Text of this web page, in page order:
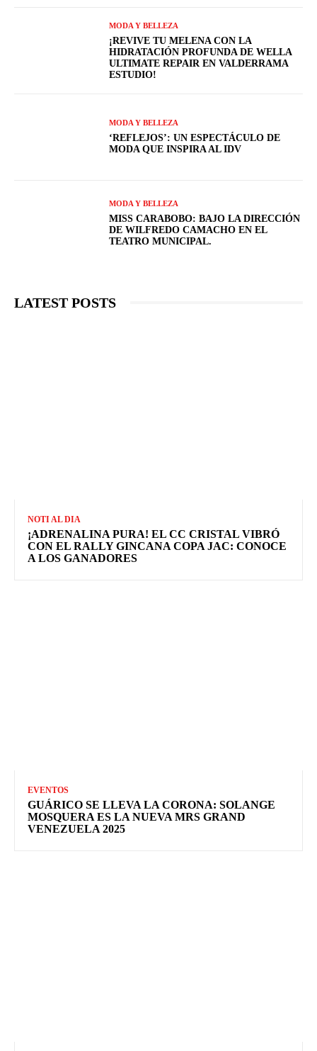
MODA Y BELLEZA
¡REVIVE TU MELENA CON LA
HIDRATACIÓN PROFUNDA DE WELLA
ULTIMATE REPAIR EN VALDERRAMA
ESTUDIO!
MODA Y BELLEZA
‘REFLEJOS’: UN ESPECTÁCULO DE
MODA QUE INSPIRA AL IDV
MODA Y BELLEZA
MISS CARABOBO: BAJO LA DIRECCIÓN
DE WILFREDO CAMACHO EN EL
TEATRO MUNICIPAL.
LATEST POSTS
NOTI AL DIA
¡ADRENALINA PURA! EL CC CRISTAL VIBRÓ
CON EL RALLY GINCANA COPA JAC: CONOCE
A LOS GANADORES
EVENTOS
GUÁRICO SE LLEVA LA CORONA: SOLANGE
MOSQUERA ES LA NUEVA MRS GRAND
VENEZUELA 2025